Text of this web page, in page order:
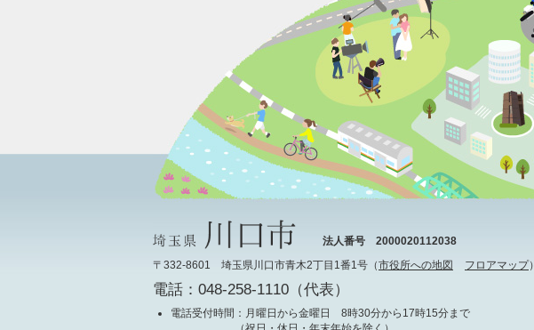
法人番号 2000020112038
〒332-8601 埼玉県川口市青木2丁目1番1号（市役所への地図 フロアマップ）
電話：048-258-1110（代表）
電話受付時間 ：月曜日から金曜日 8時30分から17時15分まで